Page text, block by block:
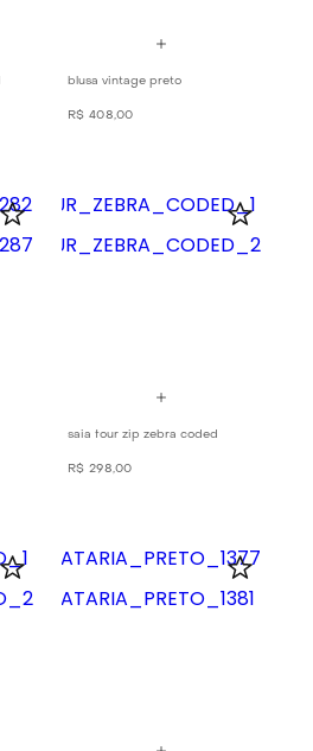
blusa vintage preto
R$ 408,00
saia four zip zebra coded
R$ 298,00